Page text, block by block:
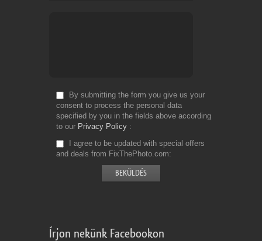
By submitting the form you give us your
consent to process the personal data
specified by you in the fields above according
to our Privacy Policy
I agree to be updated with special offers
and deals from FixThePhoto.com
Írjon nekünk Facebookon